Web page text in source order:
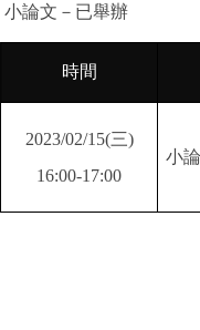
小論文－已舉辦
時間
2023/02/15(三)
16:00-17:00
小